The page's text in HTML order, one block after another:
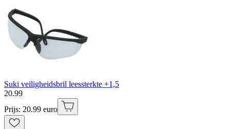
Suki veiligheidsbril leessterkte +1,5
20.99
Prijs: 20.99 euro